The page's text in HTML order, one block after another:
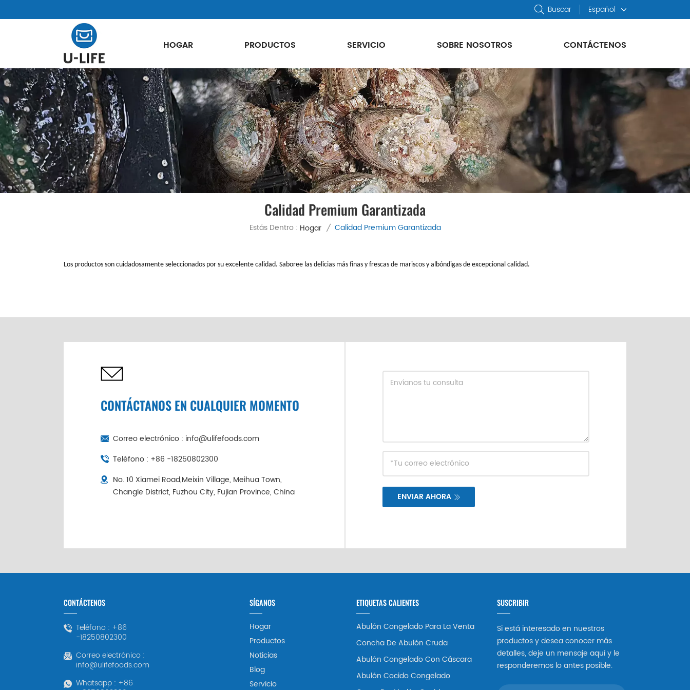
Español
Buscar
HOGAR PRODUCTOS SERVICIO SOBRE NOSOTROS CONTÁCTENOS
Calidad Premium Garantizada
Estás Dentro : Hogar / Calidad Premium Garantizada
Los productos son cuidadosamente seleccionados por su excelente calidad. Saboree las delicias más finas y frescas de mariscos y albóndigas de excepcional calidad.
CONTÁCTANOS EN CUALQUIER MOMENTO
Correo electrónico : info@ulifefoods.com
Teléfono : +86 -18250802300
No. 10 Xiamei Road,Meixin Village, Meihua Town,
Changle District, Fuzhou City, Fujian Province, China
ENVIAR AHORA
CONTÁCTENOS
Teléfono : +86
-18250802300
Correo electrónico :
info@ulifefoods.com
Whatsapp : +86
SÍGANOS
Hogar
Productos
Noticias
Blog
Servicio
ETIQUETAS CALIENTES
Abulón Congelado Para La Venta
Concha De Abulón Cruda
Abulón Congelado Con Cáscara
Abulón Cocido Congelado
SUSCRIBIR
Si está interesado en nuestros
productos y desea conocer más
detalles, deje un mensaje aquí y le
responderemos lo antes posible.